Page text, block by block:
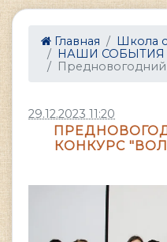
Главная
Школа
НАШИ СОБЫТИЯ
29.12.2023 11:20
КОНКУРС